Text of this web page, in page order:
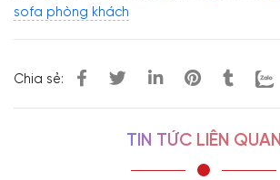
sofa phòng khách
Chia sẻ:
TIN TỨC LIÊN QUAN